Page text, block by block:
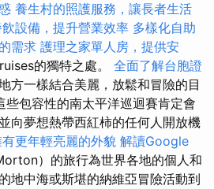
養生村的照護服務，讓長者生活
設備，提升營業效率 多樣化自助
需求 護理之家單人房，提供安
的獨特之處。 全面了解台胞證
方一樣結合美麗，放鬆和冒險的目
些包容性的南太平洋巡迴賽肯定會
向夢想熱帶西紅柿的任何人開放機
更年輕亮麗的外貌 解讀Google
）的旅行為世界各地的個人和
地中海或斯堪的納維亞冒險活動到